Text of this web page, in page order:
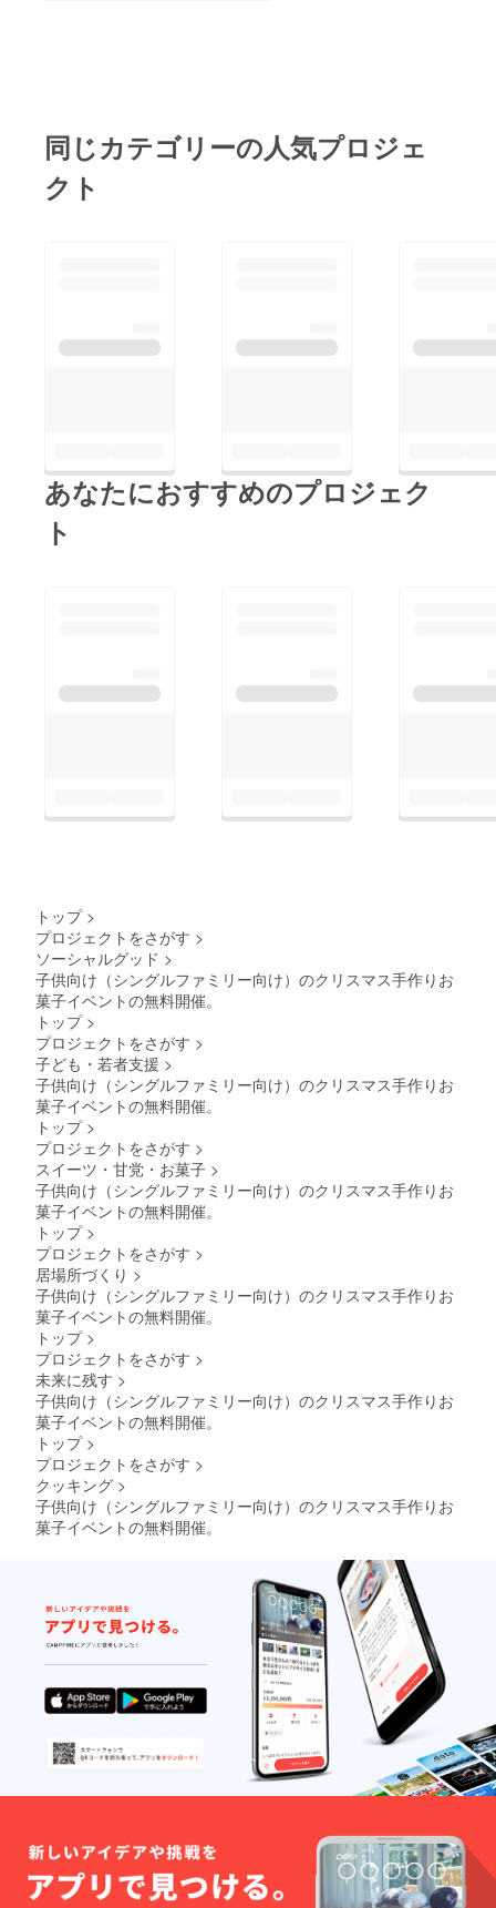
同じカテゴリーの人気プロジェ
クト
あなたにおすすめのプロジェク
ト
トップ >
プロジェクトをさがす >
ソーシャルグッド >
子供向け（シングルファミリー向け）のクリスマス手作りお
菓子イベントの無料開催。
トップ >
プロジェクトをさがす >
子ども・若者支援 >
子供向け（シングルファミリー向け）のクリスマス手作りお
菓子イベントの無料開催。
トップ >
プロジェクトをさがす >
スイーツ・甘党・お菓子 >
子供向け（シングルファミリー向け）のクリスマス手作りお
菓子イベントの無料開催。
トップ >
プロジェクトをさがす >
居場所づくり >
子供向け（シングルファミリー向け）のクリスマス手作りお
菓子イベントの無料開催。
トップ >
プロジェクトをさがす >
未来に残す >
子供向け（シングルファミリー向け）のクリスマス手作りお
菓子イベントの無料開催。
トップ >
プロジェクトをさがす >
クッキング >
子供向け（シングルファミリー向け）のクリスマス手作りお
菓子イベントの無料開催。